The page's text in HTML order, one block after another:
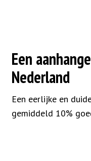
Een
Nederland
Een eerlijke en
gemiddeld 10%